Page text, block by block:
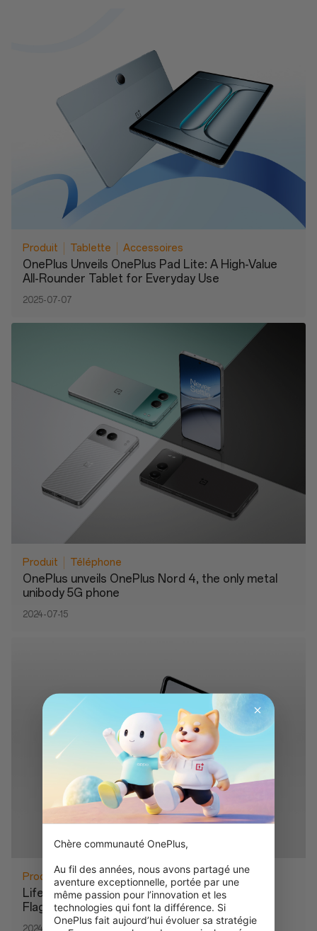
Produit Tablette Accessoires
OnePlus Unveils OnePlus Pad Lite: A High-Value
All-Rounder Tablet for Everyday Use
2025-07-07
Produit Téléphone
OnePlus unveils OnePlus Nord 4, the only metal
unibody 5G phone
2024-07-15
Produit Tablette Accessoires
Life Made Smooth: OnePlus Unveils Next-Gen
Flagship Tablet, the OnePlus Pad 2
2024-07-15
Chère communauté OnePlus,
Au fil des années, nous avons partagé une
aventure exceptionnelle, portée par une
même passion pour l’innovation et les
technologies qui font la différence. Si
OnePlus fait aujourd’hui évoluer sa stratégie